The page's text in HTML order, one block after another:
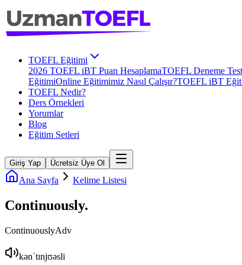
TOEFL Eğitimi
2026 TOEFL iBT Puan HesaplamaTOEFL Deneme
EğitimiOnline Eğitimimiz Nasıl Çalışır?TOEFL iBT
TOEFL Nedir?
Ders Örnekleri
Yorumlar
Blog
Eğitim Setleri
Giriş Yap Ücretsiz Üye Ol
Ana Sayfa Kelime Listesi
Continuously.
ContinuouslyAdv
kənˈtɪnjʊəsli